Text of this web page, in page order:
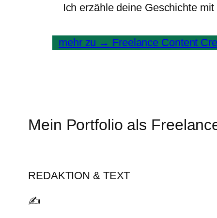
Ich erzähle deine Geschichte
mehr zu → Freelance Content
Mein Portfolio als
REDAKTION & TEXT
✍️